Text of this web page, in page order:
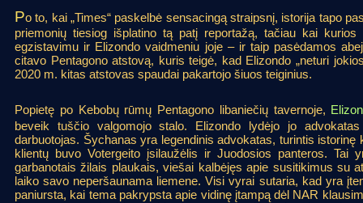
Po to, kai „Times“ paskelbė sensacingą straipsnį, istorija tapo
priemonių tiesiog išplatino tą patį reportažą, tačiau kai
egzistavimu ir Elizondo vaidmeniu joje – ir taip pasėdamos
citavo Pentagono atstovą, kuris teigė, kad Elizondo „neturi
2020 m. kitas atstovas spaudai pakartojo šiuos teiginius.
Popietę po Kebobų rūmų Pentagono libaniečių tavernoje,
beveik tuščio valgomojo stalo. Elizondo lydėjo jo advokatas
darbuotojas. Šychanas yra legendinis advokatas, turintis
klientų buvo Votergeito įsilaužėlis ir Juodosios panteros. Tai
garbanotais žilais plaukais, viešai kalbėjęs apie susitikimus su
laiko savo neperšaunama liemene. Visi vyrai sutaria, kad yra
paniursta, kai tema pakrypsta apie vidinę įtampą dėl NAR